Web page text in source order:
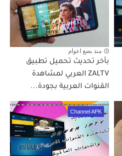
منذ بضع اعوام
بأخر تحديث تحميل تطبيق
ZALTV العربي لمشاهدة
القنوات العربية بجودة...
Channel APK